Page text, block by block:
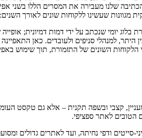
שלנו מעבירה את המסרים הללו בשני
מגוונות שעשינו ללקוחות שונים לאורך השנים:
בלוג יומי שנכתב על ידי דמות דמיונית;
היתר, למנהלי סניפים ולעובדים. כאן
הלקוחות השונים של התזמורת, תוך שימוש
קצבי ובשפה תקנית – אלא גם טקסט
הטובים לאתר ספציפי.
סייטים ודפי נחיתה, ועד לאתרים גדולים